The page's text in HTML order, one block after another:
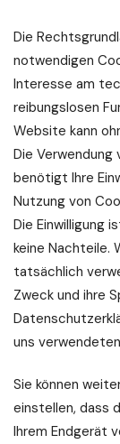
Die
notwendigen
Interesse am
reibungslosen
Website kann
Die
benötigt Ihre
Nutzung von
Die Einwilligung
keine Nachteile.
tatsächlich
Zweck und ihre
uns
Sie können
einstellen, dass
Ihrem Endgerät